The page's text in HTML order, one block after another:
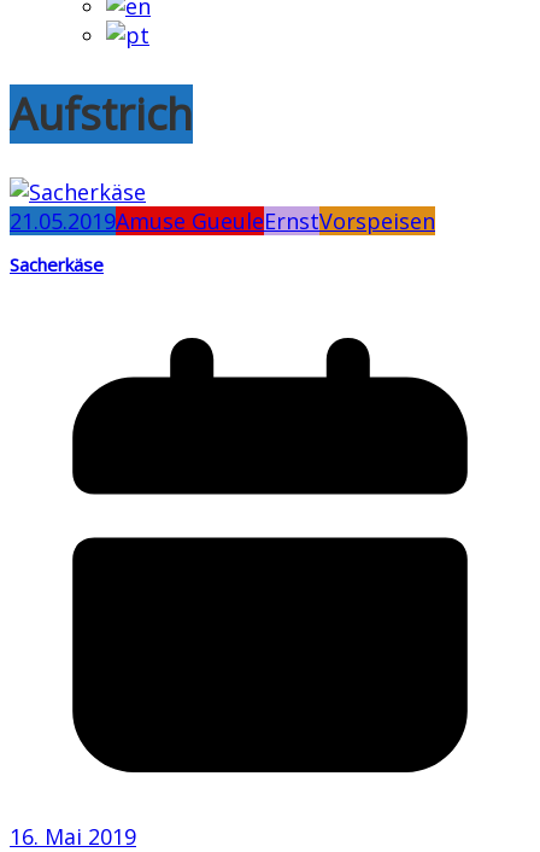
Aufstrich
21.05.2019Amuse GueuleErnstVorspeisen
Sacherkäse
16. Mai 2019